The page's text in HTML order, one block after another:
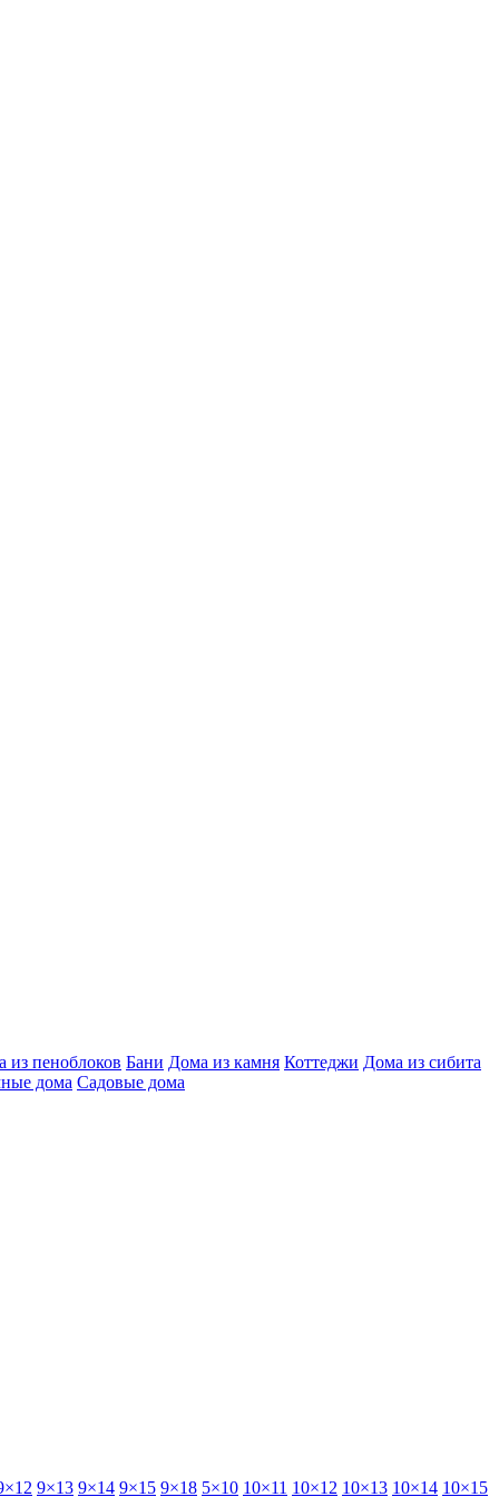
из пеноблоков Бани Дома из камня Коттеджи Дома из сибита
дома Садовые дома
9×13 9×14 9×15 9×18 5×10 10×11 10×12 10×13 10×14 10×15